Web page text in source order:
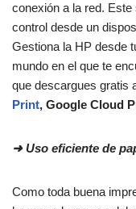
conexión a la red.
control desde un
Gestiona la HP desde
mundo en el que te
que descargues gratis
Print, Google Cloud
➜ Uso eficiente de
Como toda buena